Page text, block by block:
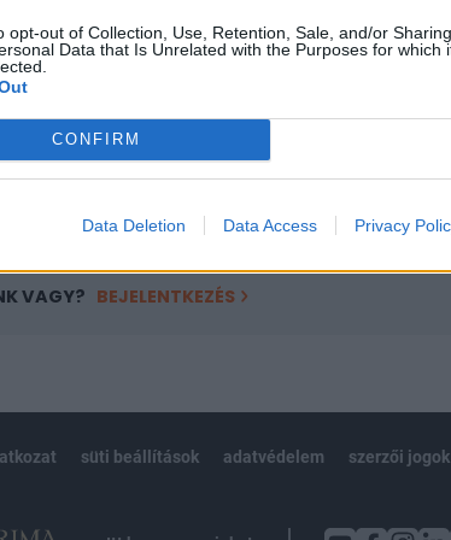
opt-out of Collection, Use, Retention, Sale, and/or Sharing
Data that Is Unrelated with the Purposes for which
CONFIRM
Data Deletion Data Access Privacy
tartalmazza:
cikkarchívum
elmúlt 2 év napon belüli
VAGY? BEJELENTKEZÉS
süti beállítások adatvédelem szerzői jogok